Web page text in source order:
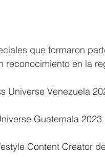
que formaron
reconocimiento en la
Universe Venezuela
Guatemala 2023
Content Creator